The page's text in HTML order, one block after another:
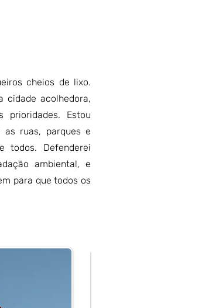
cheios de lixo.
cidade acolhedora,
prioridades. Estou
ruas, parques e
todos. Defenderei
ambiental, e
para que todos os